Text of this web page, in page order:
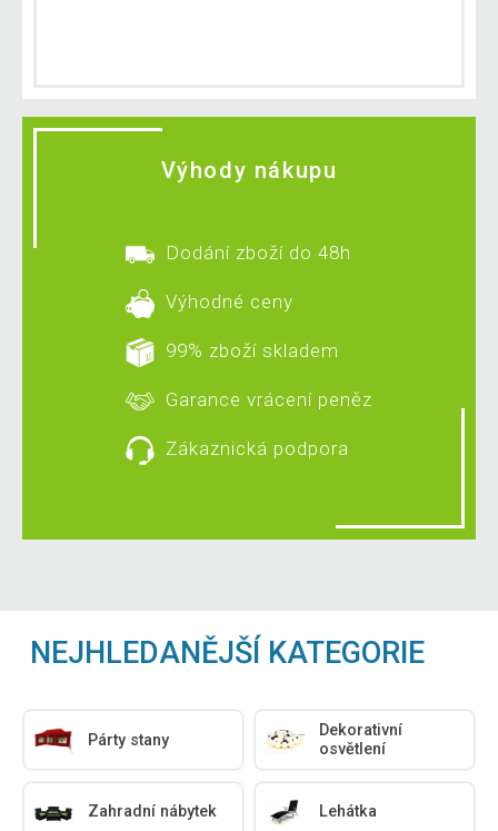
Výhody nákupu
Dodání zboží do 48h
Výhodné ceny
99% zboží skladem
Garance vrácení peněz
Zákaznická podpora
NEJHLEDANĚJŠÍ KATEGORIE
Párty stany
Dekorativní
osvětlení
Zahradní nábytek Lehátka